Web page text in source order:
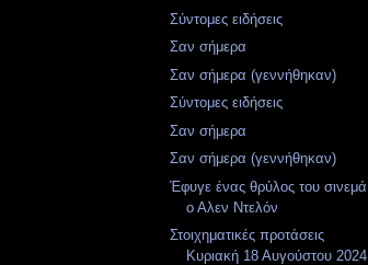
Σύντομες ειδήσεις
Σαν σήμερα
Σαν σήμερα (γεννήθηκαν)
Σύντομες ειδήσεις
Σαν σήμερα
Σαν σήμερα (γεννήθηκαν)
Έφυγε ένας θρύλος του σινεμά,
ο Αλεν Ντελόν
Στοιχηματικές προτάσεις
Κυριακή 18 Αυγούστου 2024